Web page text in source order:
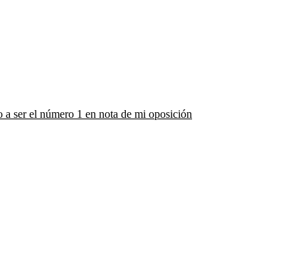
el número 1 en nota de mi oposición